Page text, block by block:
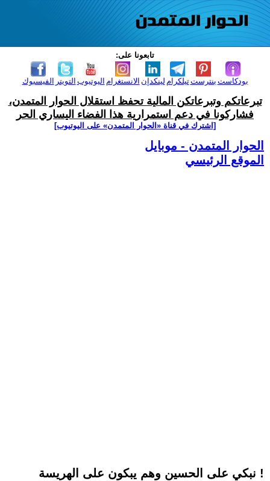
تابعونا على:
الفيسبوك التويتر اليوتيوب الانستغرام لينكدإن تيلكرامبنترست بودكاست
تبرعاتكم وتبرعاتكن المالية تحفظ استقلال الحوار المتمدن،
فشاركونا في دعم استمرارية هذا الفضاء اليساري الحر
[اشترك في قناة ‫«الحوار المتمدن» على اليوتيوب]
الحوار المتمدن - موبايل
الموقع الرئيسي
نبكي على الحسين وهم يبكون على الهريسة !